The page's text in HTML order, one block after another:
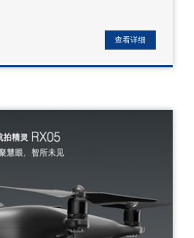
查看详细